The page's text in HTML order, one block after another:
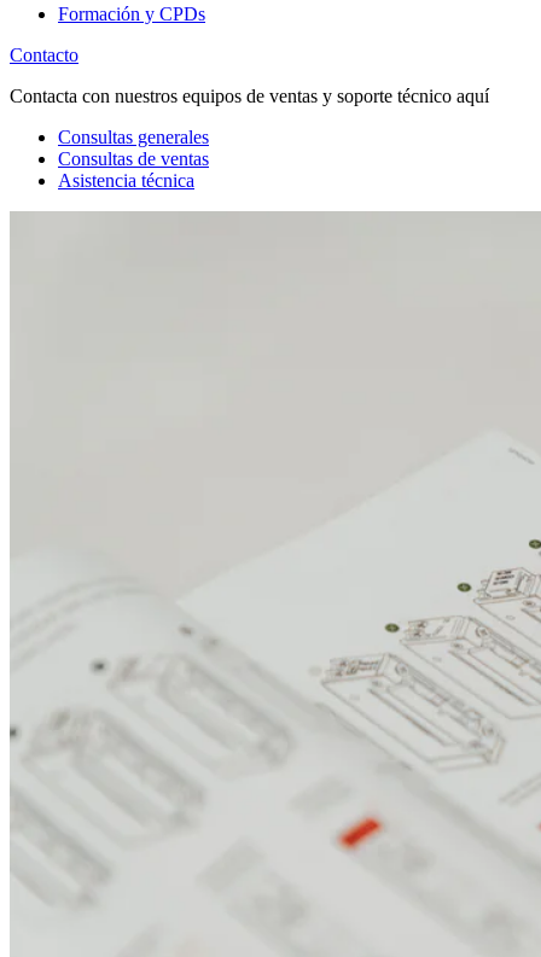
Formación y CPDs
Contacto
Contacta con nuestros equipos de ventas y soporte técnico aquí
Consultas generales
Consultas de ventas
Asistencia técnica